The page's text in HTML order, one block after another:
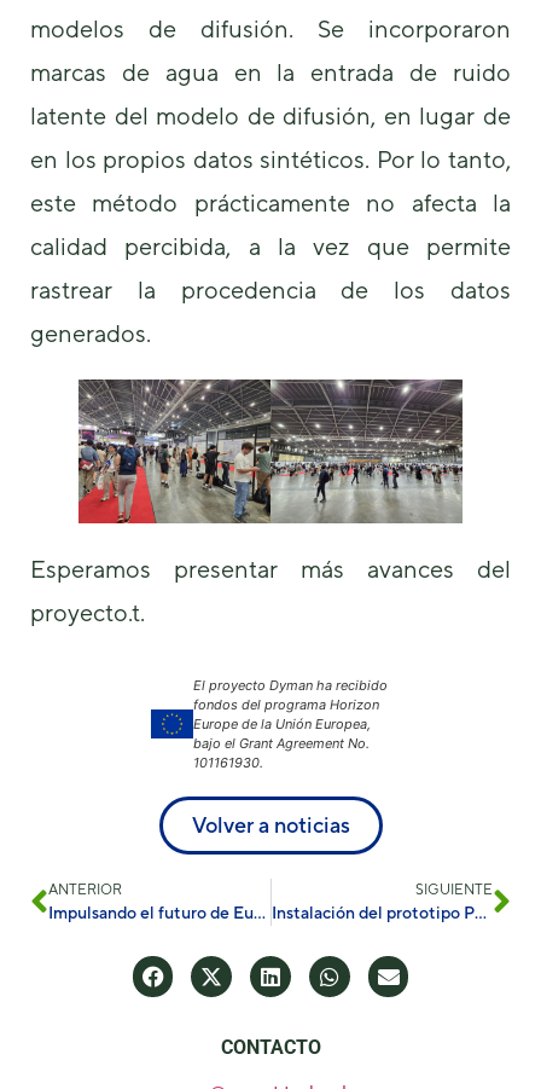
modelos de difusión. Se incorporaron
marcas de agua en la entrada de ruido
latente del modelo de difusión, en lugar de
en los propios datos sintéticos. Por lo tanto,
este método prácticamente no afecta la
calidad percibida, a la vez que permite
rastrear la procedencia de los datos
generados.
Esperamos presentar más avances del
proyecto.t.
El proyecto Dyman ha recibido
fondos del programa Horizon
Europe de la Unión Europea,
bajo el Grant Agreement No.
101161930.
Volver a noticias
ANTERIOR
Impulsando el futuro de Europa: SolDAC a la vanguardia de la innovación en combustibles sostenibles y química verde
SIGUIENTE
Instalación del prototipo PEC en la UdL
CONTACTO